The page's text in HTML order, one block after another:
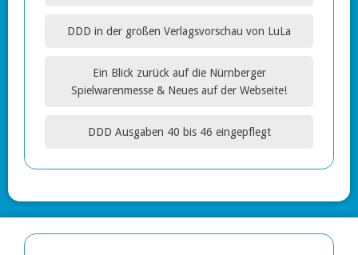
DDD in der großen Verlagsvorschau von LuLa
Ein Blick zurück auf die Nürnberger
Spielwarenmesse & Neues auf der Webseite!
DDD Ausgaben 40 bis 46 eingepflegt